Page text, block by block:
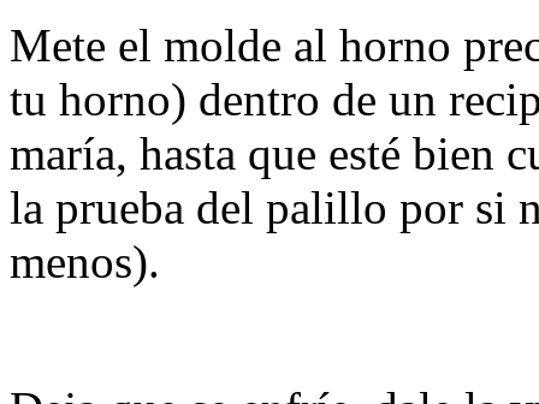
Mete el molde al horno
tu horno) dentro de un
maría, hasta que esté bien
la prueba del palillo por si
menos).